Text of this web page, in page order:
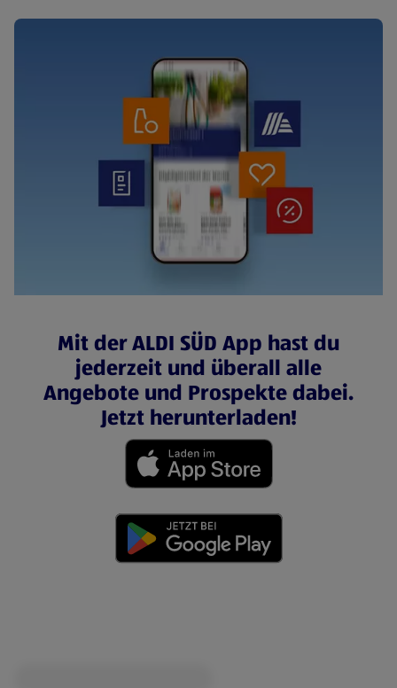
Mit der ALDI SÜD App hast du
jederzeit und überall alle
Angebote und Prospekte dabei.
Jetzt herunterladen!